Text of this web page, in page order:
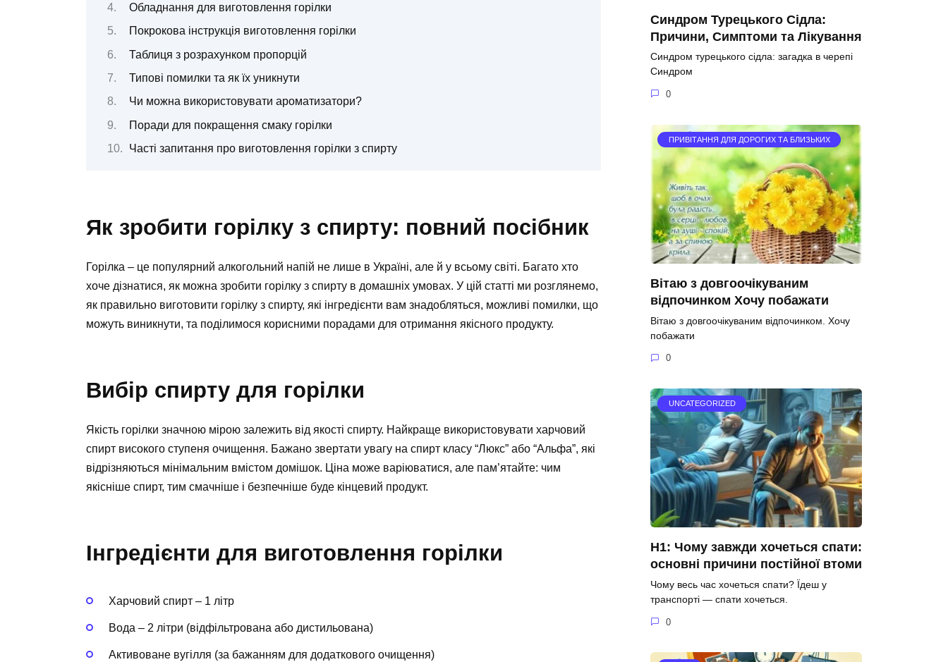
Обладнання для виготовлення горілки
Покрокова інструкція виготовлення горілки
Таблиця з розрахунком пропорцій
Типові помилки та як їх уникнути
Чи можна використовувати ароматизатори?
Поради для покращення смаку горілки
Часті запитання про виготовлення горілки з спирту
Як зробити горілку з спирту: повний посібник
Горілка – це популярний алкогольний напій не лише в Україні, але й у всьому світі. Багато хто
хоче дізнатися, як можна зробити горілку з спирту в домашніх умовах. У цій статті ми розглянемо,
як правильно виготовити горілку з спирту, які інгредієнти вам знадобляться, можливі помилки, що
можуть виникнути, та поділимося корисними порадами для отримання якісного продукту.
Вибір спирту для горілки
Якість горілки значною мірою залежить від якості спирту. Найкраще використовувати харчовий
спирт високого ступеня очищення. Бажано звертати увагу на спирт класу “Люкс” або “Альфа”, які
відрізняються мінімальним вмістом домішок. Ціна може варіюватися, але пам’ятайте: чим
якісніше спирт, тим смачніше і безпечніше буде кінцевий продукт.
Інгредієнти для виготовлення горілки
Харчовий спирт – 1 літр
Вода – 2 літри (відфільтрована або дистильована)
Активоване вугілля (за бажанням для додаткового очищення)
Синдром Турецького Сідла:
Причини, Симптоми та Лікування
Синдром турецького сідла: загадка в черепі
Синдром
0
ПРИВІТАННЯ ДЛЯ ДОРОГИХ ТА БЛИЗЬКИХ
Вітаю з довгоочікуваним
відпочинком Хочу побажати
Вітаю з довгоочікуваним відпочинком. Хочу
побажати
0
UNCATEGORIZED
H1: Чому завжди хочеться спати:
основні причини постійної втоми
Чому весь час хочеться спати? Їдеш у
транспорті — спати хочеться.
0